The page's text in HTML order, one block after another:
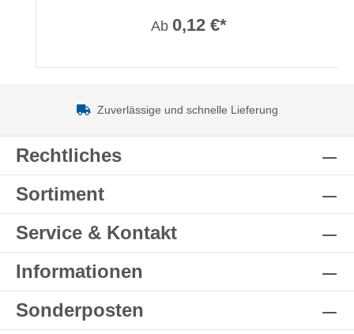
Ab 0,12 €*
Zuverlässige und schnelle Lieferung
Rechtliches
Sortiment
Service & Kontakt
Informationen
Sonderposten